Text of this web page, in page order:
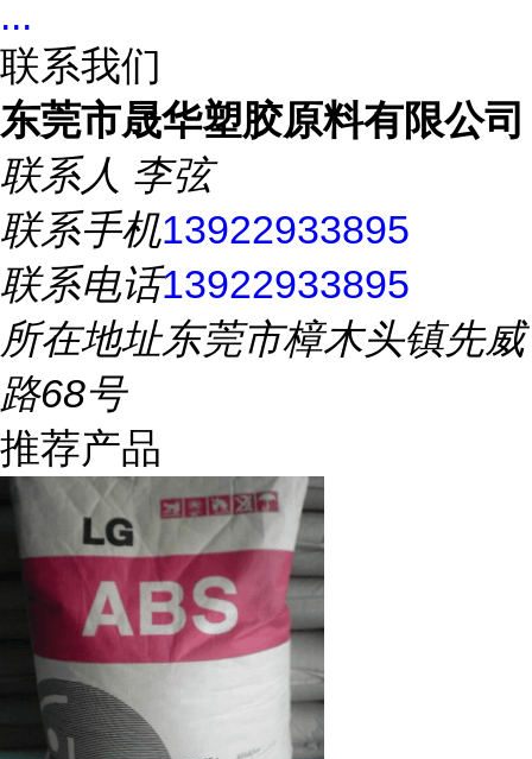
...
联系我们
东莞市晟华塑胶原料有限公司
联系人 李弦
联系手机13922933895
联系电话13922933895
所在地址东莞市樟木头镇先威
路68号
推荐产品